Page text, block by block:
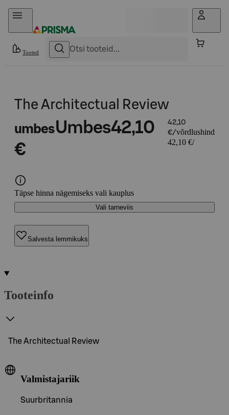
Otse sisu juurde
Tooted
The Architectual Review
umbesUmbes42,10
€
42,10
€/võrdlushind
42,10 €/
Täpse hinna nägemiseks vali kauplus
Vali tarneviis
Salvesta lemmikuks
Tooteinfo
The Architectual Review
Valmistajariik
Suurbritannia